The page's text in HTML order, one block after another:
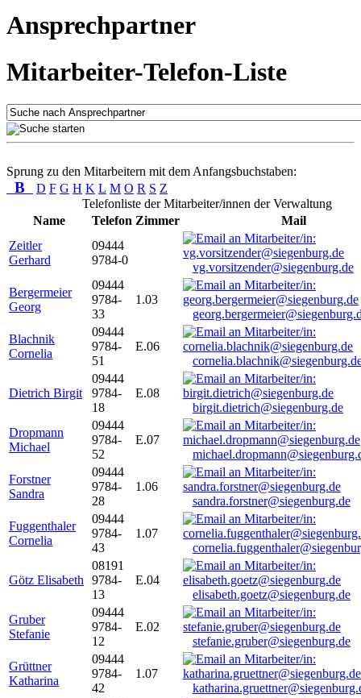
Ansprechpartner
Mitarbeiter-Telefon-Liste
Sprung zu den Mitarbeitern mit dem Anfangsbuchstaben:
B D F G H K L M O R S Z
Telefonliste der Mitarbeiter/innen der Verwaltung
Name
Telefon Zimmer
Mail
Zeitler
Gerhard
09444
9784-0
vg.vorsitzender@siegenburg.de
Bergermeier
Georg
09444
9784-
33
1.03
Blachnik
Cornelia
09444
9784-
51
E.06
Dietrich Birgit
09444
9784-
18
E.08
birgit.dietrich@siegenburg.de
Dropmann
Michael
09444
9784-
52
E.07
Forstner
Sandra
09444
9784-
28
1.06
sandra.forstner@siegenburg.de
Fuggenthaler
Cornelia
09444
9784-
43
1.07
Götz Elisabeth
08191
9784-
13
E.04
elisabeth.goetz@siegenburg.de
Gruber
Stefanie
09444
9784-
12
E.02
stefanie.gruber@siegenburg.de
Grüttner
Katharina
09444
9784-
42
1.07